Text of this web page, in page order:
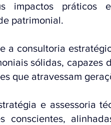
impactos práticos
patrimonial.
a consultoria
sólidas, capazes
que atravessam
e assessoria
conscientes,